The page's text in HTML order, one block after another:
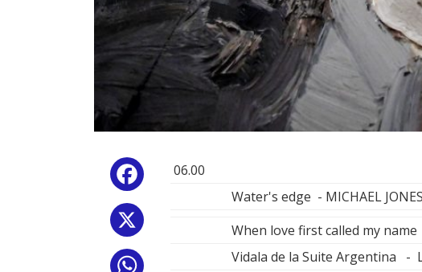
Facebook
06.00
Water's edge - MICHAEL JONES
When love first called my name
Vidala de la Suite Argentina -